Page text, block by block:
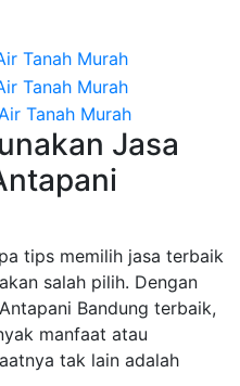
Jasa
tips memilih jasa terbaik
salah pilih. Dengan
Bandung terbaik,
manfaat atau
tak lain adalah